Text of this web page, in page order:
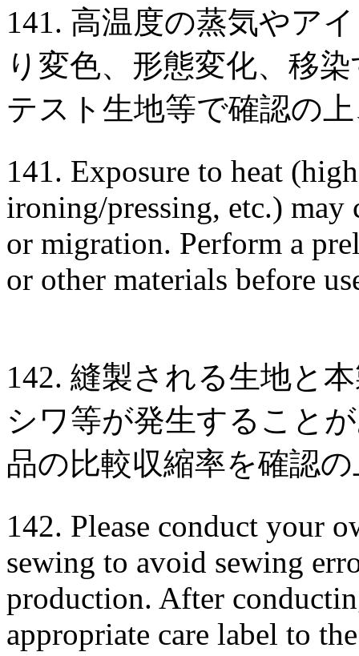
141. 高温度の蒸気やア
り変色、形態変化、移
テスト生地等で確認の
141. Exposure to heat
ironing/pressing, etc.) may
or migration. Perform a
or other materials before
142. 縫製される生地と
シワ等が発生すること
品の比較収縮率を確認
142. Please conduct your
sewing to avoid sewing
production. After
appropriate care label to